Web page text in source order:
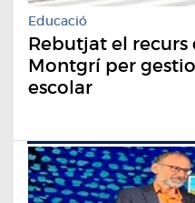
Educació
Rebutjat el recurs
Montgrí per
escolar